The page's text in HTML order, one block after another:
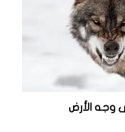
وجه الأرض